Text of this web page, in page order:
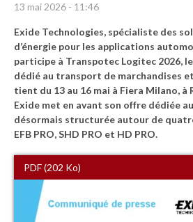
13 mai 2026 - 11:46
Exide Technologies, spécialiste des
d’énergie pour les applications
participe à Transpotec Logitec 2026,
dédié au transport de marchandises
tient du 13 au 16 mai à Fiera Milano, à
Exide met en avant son offre dédiée
désormais structurée autour de quatre
EFB PRO, SHD PRO et HD PRO.
PDF (202 Ko)